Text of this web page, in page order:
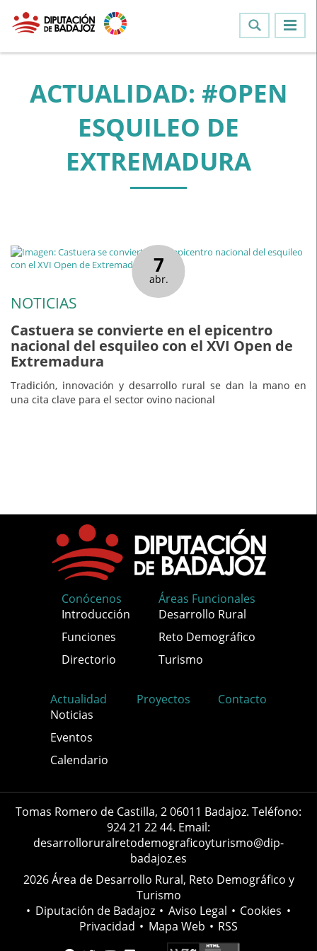
ACTUALIDAD: #OPEN
ESQUILEO DE
EXTREMADURA
7
abr.
NOTICIAS
Castuera se convierte en el epicentro
nacional del esquileo con el XVI Open de
Extremadura
Tradición, innovación y desarrollo rural se dan la mano en
una cita clave para el sector ovino nacional
Conócenos
Introducción
Funciones
Directorio
Áreas Funcionales
Desarrollo Rural
Reto Demográfico
Turismo
Actualidad
Noticias
Eventos
Calendario
Proyectos Contacto
Tomas Romero de Castilla, 2 06011 Badajoz. Teléfono:
924 21 22 44. Email:
desarrolloruralretodemograficoyturismo@dip-
badajoz.es
2026 Área de Desarrollo Rural, Reto Demográfico y
Turismo
• Diputación de Badajoz • Aviso Legal • Cookies •
Privacidad • Mapa Web • RSS